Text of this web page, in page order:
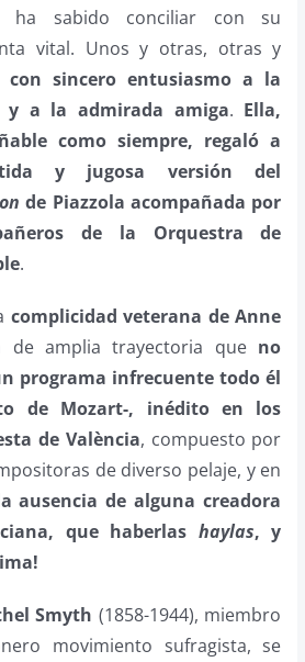
ha sabido conciliar con su
vital. Unos y otras, otras y
con sincero entusiasmo a la
y a la admirada amiga. Ella,
como siempre, regaló a
y jugosa versión del
de Piazzola acompañada por
de la Orquestra de
.
complicidad veterana de Anne
de amplia trayectoria que no
programa infrecuente todo él
de Mozart-, inédito en los
de València, compuesto por
de diverso pelaje, y en
ausencia de alguna creadora
que haberlas haylas, y
Smyth (1858-1944), miembro
movimiento sufragista, se